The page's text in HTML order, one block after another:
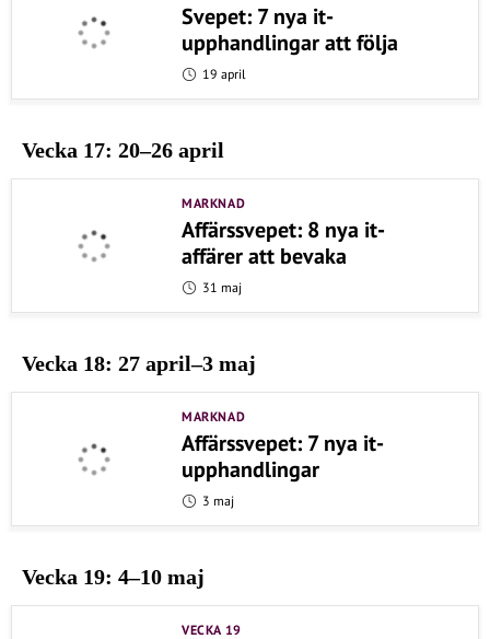
Svepet: 7 nya it-
upphandlingar att följa
19 april
Vecka 17: 20–26 april
MARKNAD
Affärssvepet: 8 nya it-
affärer att bevaka
31 maj
Vecka 18: 27 april–3 maj
MARKNAD
Affärssvepet: 7 nya it-
upphandlingar
3 maj
Vecka 19: 4–10 maj
VECKA 19